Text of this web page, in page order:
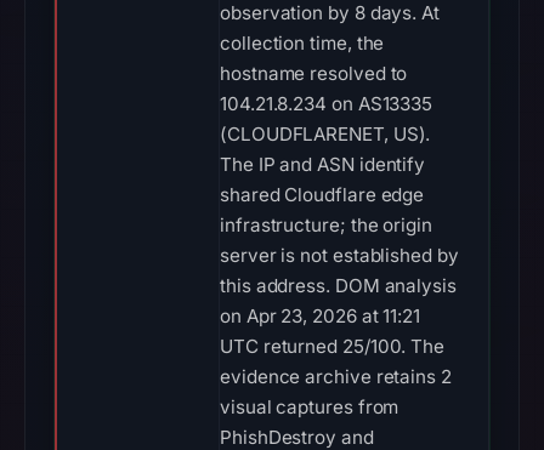
observation by 8 days. At
collection time, the
hostname resolved to
104.21.8.234 on AS13335
(CLOUDFLARENET, US).
The IP and ASN identify
shared Cloudflare edge
infrastructure; the origin
server is not established by
this address. DOM analysis
on Apr 23, 2026 at 11:21
UTC returned 25/100. The
evidence archive retains 2
visual captures from
PhishDestroy and